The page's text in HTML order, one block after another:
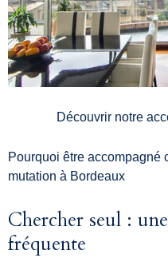
Découvrir notre
Pourquoi être accompagné
mutation à Bordeaux
Chercher seul :
fréquente